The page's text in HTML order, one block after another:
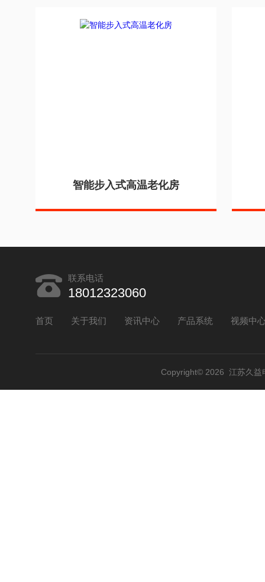
智能步入式高温老化房
联系电话
18012323060
首页 关于我们 资讯中心 产品系统 视频中
Copyright© 2026 江苏久